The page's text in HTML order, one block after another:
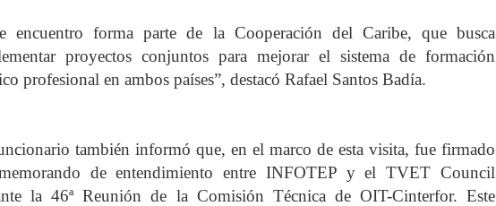
encuentro forma parte de la Cooperación del Caribe, que busca
proyectos conjuntos para mejorar el sistema de formación
profesional en ambos países”, destacó Rafael Santos Badía.
también informó que, en el marco de esta visita, fue firmado
de entendimiento entre INFOTEP y el TVET Council
la 46ª Reunión de la Comisión Técnica de OIT-Cinterfor. Este